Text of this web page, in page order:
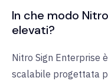
In che modo
elevati?
Nitro Sign Enterprise
scalabile progettata